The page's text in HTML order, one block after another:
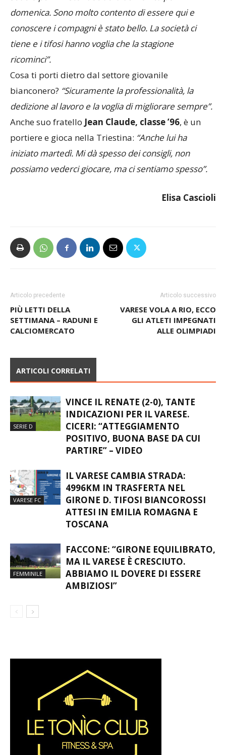
domenica. Sono molto contento di essere qui e
conoscere i compagni è stato bello. La società ci
tiene e i tifosi hanno voglia che la stagione
ricominci”.
Cosa ti porti dietro dal settore giovanile
bianconero? “Sicuramente la professionalità, la
dedizione al lavoro e la voglia di migliorare sempre”.
Anche suo fratello Jean Claude, classe ’96, è un
portiere e gioca nella Triestina: “Anche lui ha
iniziato martedì. Mi dà spesso dei consigli, non
possiamo vederci giocare, ma ci sentiamo spesso”.
Elisa Cascioli
Articolo precedente
PIÙ LETTI DELLA
SETTIMANA – RADUNI E
CALCIOMERCATO
Articolo successivo
VARESE VOLA A RIO, ECCO
GLI ATLETI IMPEGNATI
ALLE OLIMPIADI
ARTICOLI CORRELATI
SERIE D
VINCE IL RENATE (2-0), TANTE
INDICAZIONI PER IL VARESE.
CICERI: “ATTEGGIAMENTO
POSITIVO, BUONA BASE DA CUI
PARTIRE” – VIDEO
VARESE FC
IL VARESE CAMBIA STRADA:
4996KM IN TRASFERTA NEL
GIRONE D. TIFOSI BIANCOROSSI
ATTESI IN EMILIA ROMAGNA E
TOSCANA
FEMMINILE
FACCONE: “GIRONE EQUILIBRATO,
MA IL VARESE È CRESCIUTO.
ABBIAMO IL DOVERE DI ESSERE
AMBIZIOSI”